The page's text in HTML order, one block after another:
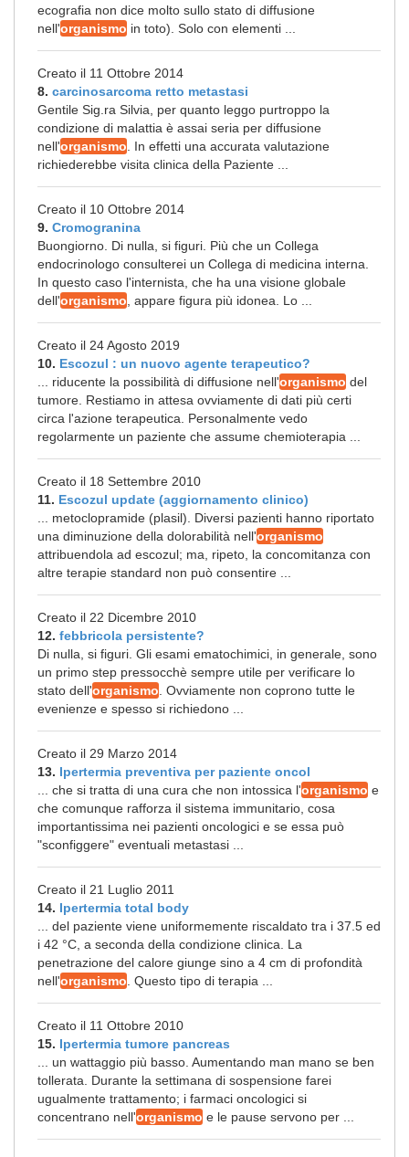
ecografia non dice molto sullo stato di diffusione
nell'organismo in toto). Solo con elementi ...
Creato il 11 Ottobre 2014
8. carcinosarcoma retto metastasi
Gentile Sig.ra Silvia, per quanto leggo purtroppo la
condizione di malattia è assai seria per diffusione
nell'organismo . In effetti una accurata valutazione
richiederebbe visita clinica della Paziente ...
Creato il 10 Ottobre 2014
9. Cromogranina
Buongiorno. Di nulla, si figuri. Più che un Collega
endocrinologo consulterei un Collega di medicina interna.
In questo caso l'internista, che ha una visione globale
dell'organismo , appare figura più idonea. Lo ...
Creato il 24 Agosto 2019
10. Escozul : un nuovo agente terapeutico?
... riducente la possibilità di diffusione nell'organismo del
tumore. Restiamo in attesa ovviamente di dati più certi
circa l'azione terapeutica. Personalmente vedo
regolarmente un paziente che assume chemioterapia ...
Creato il 18 Settembre 2010
11. Escozul update (aggiornamento clinico)
... metoclopramide (plasil). Diversi pazienti hanno riportato
una diminuzione della dolorabilità nell'organismo
attribuendola ad escozul; ma, ripeto, la concomitanza con
altre terapie standard non può consentire ...
Creato il 22 Dicembre 2010
12. febbricola persistente?
Di nulla, si figuri. Gli esami ematochimici, in generale, sono
un primo step pressocchè sempre utile per verificare lo
stato dell'organismo . Ovviamente non coprono tutte le
evenienze e spesso si richiedono ...
Creato il 29 Marzo 2014
13. Ipertermia preventiva per paziente oncol
... che si tratta di una cura che non intossica l'organismo e
che comunque rafforza il sistema immunitario, cosa
importantissima nei pazienti oncologici e se essa può
"sconfiggere" eventuali metastasi ...
Creato il 21 Luglio 2011
14. Ipertermia total body
... del paziente viene uniformemente riscaldato tra i 37.5 ed
i 42 °C, a seconda della condizione clinica. La
penetrazione del calore giunge sino a 4 cm di profondità
nell'organismo . Questo tipo di terapia ...
Creato il 11 Ottobre 2010
15. Ipertermia tumore pancreas
... un wattaggio più basso. Aumentando man mano se ben
tollerata. Durante la settimana di sospensione farei
ugualmente trattamento; i farmaci oncologici si
concentrano nell'organismo e le pause servono per ...